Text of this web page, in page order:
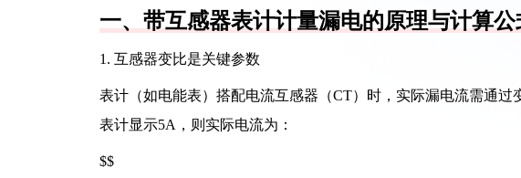
一、带互感器表计计量漏电的原理与计算公
1. 互感器变比是关键参数
表计（如电能表）搭配电流互感器（CT）时，实际漏电流需通过
表计显示5A，则实际电流为：
$$